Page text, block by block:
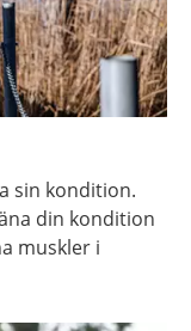
sin kondition.
din kondition
muskler i